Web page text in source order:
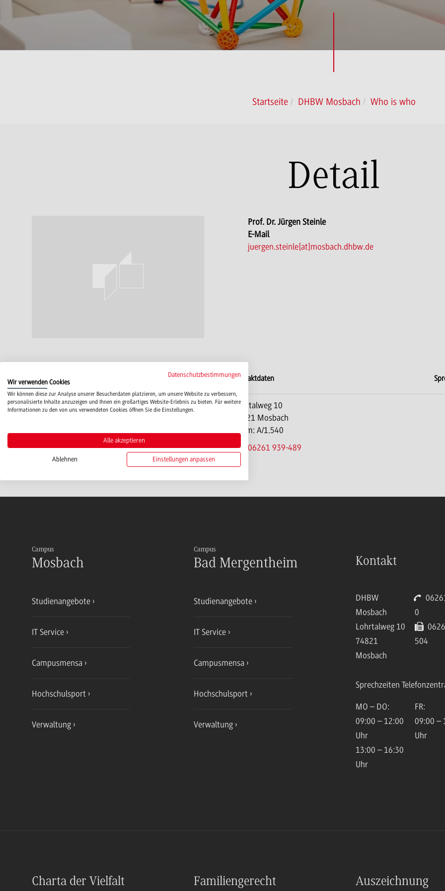
Startseite DHBW Mosbach Who is who
Detail
Prof. Dr. Jürgen Steinle
E-Mail
juergen.steinle[at]mosbach.dhbw.de
Funktion(en) Kontaktdaten
Professor Allgemeiner Maschinenbau
Lohrtalweg 10
74821 Mosbach
Raum: A/1.540
Tel.: 06261 939-489
Campus
Mosbach
Studienangebote
IT Service
Campusmensa
Hochschulsport
Verwaltung
Campus
Bad Mergentheim
Studienangebote
IT Service
Campusmensa
Hochschulsport
Verwaltung
Kontakt
DHBW
Mosbach
Lohrtalweg 10
74821
Mosbach
0
504
Sprechzeiten
MO – DO:
09:00 – 12:00
Uhr
13:00 – 16:30
Uhr
FR:
09:00 –
Uhr
Charta der Vielfalt Familiengerecht Auszeichnung
Datenschutzbestimmungen
Wir verwenden Cookies
Wir können diese zur Analyse unserer Besucherdaten platzieren, um unsere Website zu verbessern,
personalisierte Inhalte anzuzeigen und Ihnen ein großartiges Website-Erlebnis zu bieten. Für weitere
Informationen zu den von uns verwendeten Cookies öffnen Sie die Einstellungen.
Alle akzeptieren
Ablehnen Einstellungen anpassen